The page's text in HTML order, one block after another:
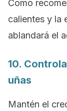
Como
calientes y la
ablandará el
10.
uñas
Mantén el